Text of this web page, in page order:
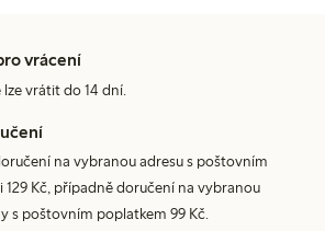
vrácení
vrátit do 14 dní.
na vybranou adresu s poštovním
129 Kč, případně doručení na vybranou
s poštovním poplatkem 99 Kč.